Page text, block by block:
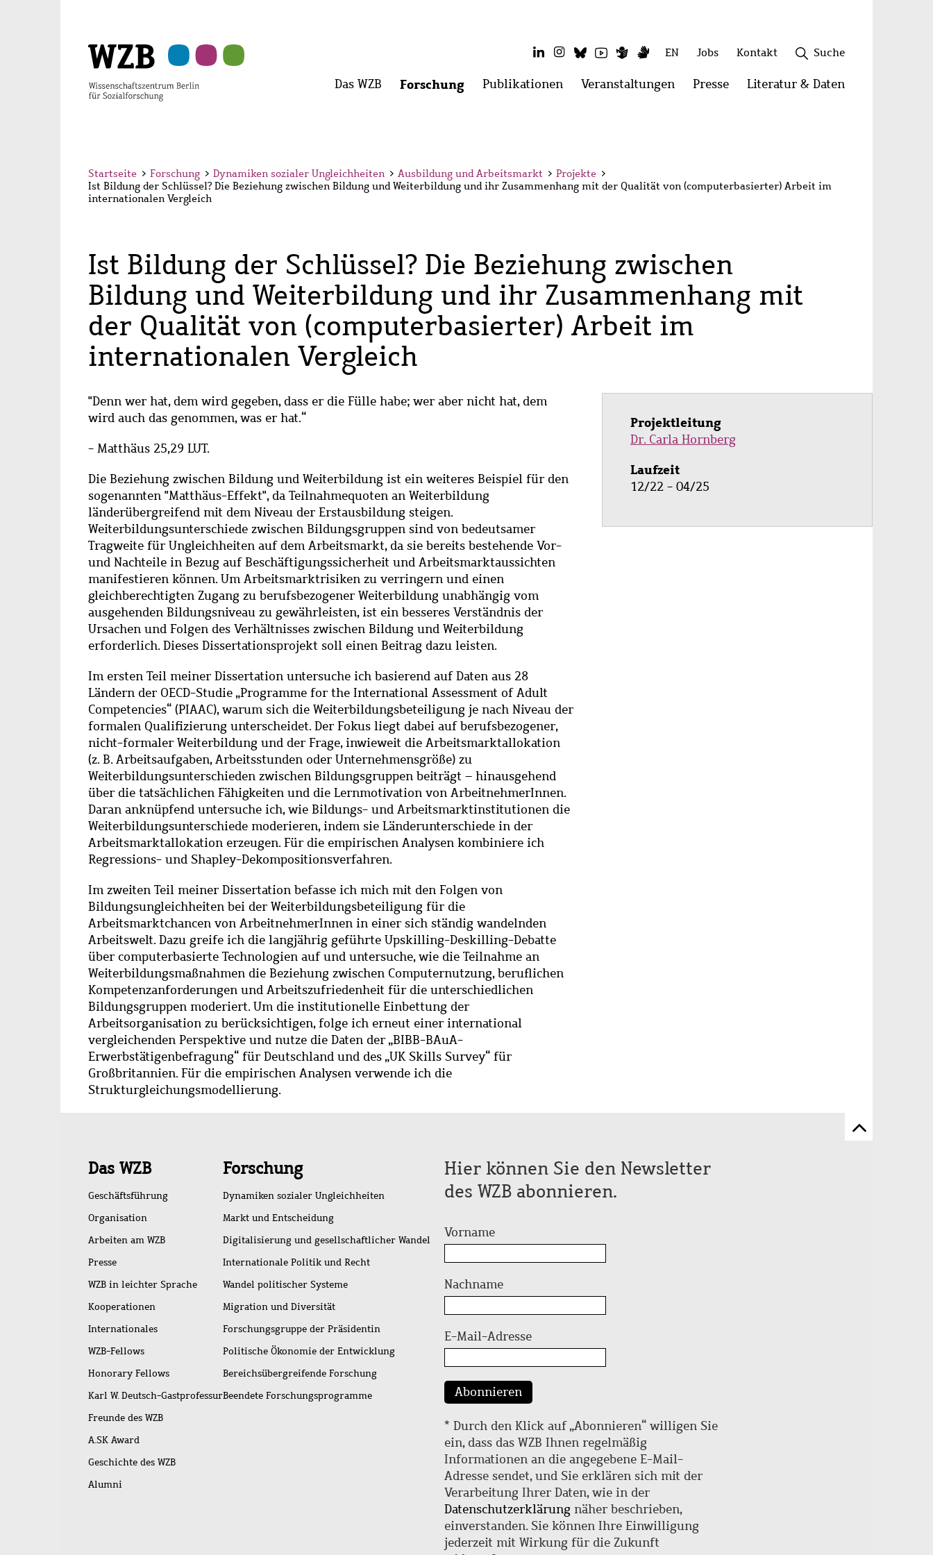
LinkedInInstagram
BlueskyYoutubeLeichte
Sprache
Gebärdensprache
EN
Sekundäres
Menü
Jobs Kontakt Suche
Hauptmenü
Das WZB Menü
Forschung Menü
Publikationen Menü
Veranstaltungen Menü
Presse Menü
Literatur & Daten
Startseite > Forschung > Dynamiken sozialer Ungleichheiten > Ausbildung und Arbeitsmarkt > Projekte >
Ist Bildung der Schlüssel? Die Beziehung zwischen Bildung und Weiterbildung und ihr Zusammenhang mit der Qualität von (computerbasierter) Arbeit im
internationalen Vergleich
Ist Bildung der Schlüssel? Die Beziehung zwischen
Bildung und Weiterbildung und ihr Zusammenhang mit
der Qualität von (computerbasierter) Arbeit im
internationalen Vergleich
Abstract
"Denn wer hat, dem wird gegeben, dass er die Fülle habe; wer aber nicht hat, dem
wird auch das genommen, was er hat.“
- Matthäus 25,29 LUT.
Die Beziehung zwischen Bildung und Weiterbildung ist ein weiteres Beispiel für den
sogenannten "Matthäus-Effekt", da Teilnahmequoten an Weiterbildung
länderübergreifend mit dem Niveau der Erstausbildung steigen.
Weiterbildungsunterschiede zwischen Bildungsgruppen sind von bedeutsamer
Tragweite für Ungleichheiten auf dem Arbeitsmarkt, da sie bereits bestehende Vor-
und Nachteile in Bezug auf Beschäftigungssicherheit und Arbeitsmarktaussichten
manifestieren können. Um Arbeitsmarktrisiken zu verringern und einen
gleichberechtigten Zugang zu berufsbezogener Weiterbildung unabhängig vom
ausgehenden Bildungsniveau zu gewährleisten, ist ein besseres Verständnis der
Ursachen und Folgen des Verhältnisses zwischen Bildung und Weiterbildung
erforderlich. Dieses Dissertationsprojekt soll einen Beitrag dazu leisten.
Im ersten Teil meiner Dissertation untersuche ich basierend auf Daten aus 28
Ländern der OECD-Studie „Programme for the International Assessment of Adult
Competencies“ (PIAAC), warum sich die Weiterbildungsbeteiligung je nach Niveau der
formalen Qualifizierung unterscheidet. Der Fokus liegt dabei auf berufsbezogener,
nicht-formaler Weiterbildung und der Frage, inwieweit die Arbeitsmarktallokation
(z. B. Arbeitsaufgaben, Arbeitsstunden oder Unternehmensgröße) zu
Weiterbildungsunterschieden zwischen Bildungsgruppen beiträgt – hinausgehend
über die tatsächlichen Fähigkeiten und die Lernmotivation von ArbeitnehmerInnen.
Daran anknüpfend untersuche ich, wie Bildungs- und Arbeitsmarktinstitutionen die
Weiterbildungsunterschiede moderieren, indem sie Länderunterschiede in der
Arbeitsmarktallokation erzeugen. Für die empirischen Analysen kombiniere ich
Regressions- und Shapley-Dekompositionsverfahren.
Im zweiten Teil meiner Dissertation befasse ich mich mit den Folgen von
Bildungsungleichheiten bei der Weiterbildungsbeteiligung für die
Arbeitsmarktchancen von ArbeitnehmerInnen in einer sich ständig wandelnden
Arbeitswelt. Dazu greife ich die langjährig geführte Upskilling-Deskilling-Debatte
über computerbasierte Technologien auf und untersuche, wie die Teilnahme an
Weiterbildungsmaßnahmen die Beziehung zwischen Computernutzung, beruflichen
Kompetenzanforderungen und Arbeitszufriedenheit für die unterschiedlichen
Bildungsgruppen moderiert. Um die institutionelle Einbettung der
Arbeitsorganisation zu berücksichtigen, folge ich erneut einer international
vergleichenden Perspektive und nutze die Daten der „BIBB-BAuA-
Erwerbstätigenbefragung“ für Deutschland und des „UK Skills Survey“ für
Großbritannien. Für die empirischen Analysen verwende ich die
Strukturgleichungsmodellierung.
Projektleitung
Dr. Carla Hornberg
Laufzeit
12/22 - 04/25
Zum
Schnellzugriff
Das WZB
Geschäftsführung
Organisation
Arbeiten am WZB
Presse
WZB in leichter Sprache
Kooperationen
Internationales
WZB-Fellows
Honorary Fellows
Karl W. Deutsch-Gastprofessur
Freunde des WZB
A.SK Award
Geschichte des WZB
Alumni
Forschung
Dynamiken sozialer Ungleichheiten
Markt und Entscheidung
Digitalisierung und gesellschaftlicher Wandel
Internationale Politik und Recht
Wandel politischer Systeme
Migration und Diversität
Forschungsgruppe der Präsidentin
Politische Ökonomie der Entwicklung
Bereichsübergreifende Forschung
Beendete Forschungsprogramme
Hier können Sie den Newsletter
des WZB abonnieren.
Vorname
Nachname
E-Mail-Adresse
Abonnieren
* Durch den Klick auf „Abonnieren“ willigen Sie
ein, dass das WZB Ihnen regelmäßig
Informationen an die angegebene E-Mail-
Adresse sendet, und Sie erklären sich mit der
Verarbeitung Ihrer Daten, wie in der
Datenschutzerklärung näher beschrieben,
einverstanden. Sie können Ihre Einwilligung
jederzeit mit Wirkung für die Zukunft